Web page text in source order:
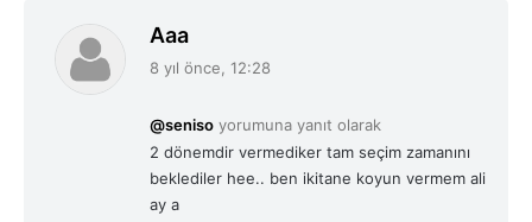
Aaa
e
8 yıl önce, 12:28
@seniso yorumuna yanıt olarak
2 dönemdir vermediker tam seçim zamanını
beklediler hee.. ben ikitane koyun vermem ali
ay a